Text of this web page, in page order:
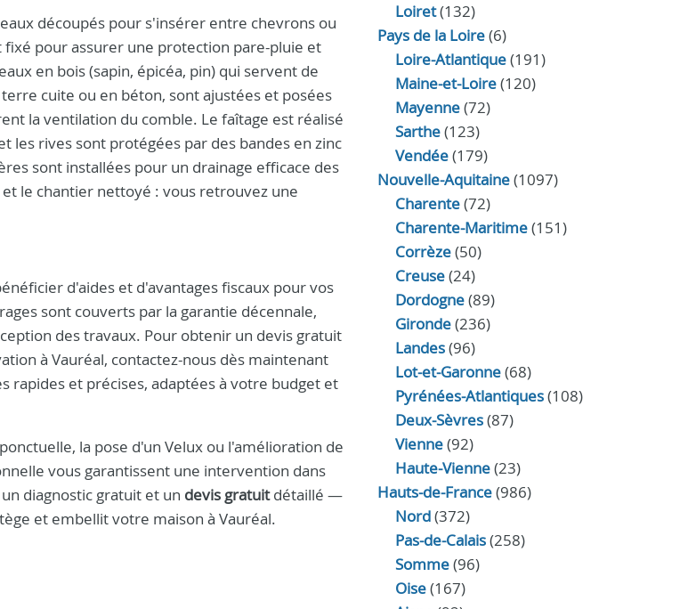
découpés pour s'insérer entre chevrons ou
pour assurer une protection pare-pluie et
en bois (sapin, épicéa, pin) qui servent de
cuite ou en béton, sont ajustées et posées
la ventilation du comble. Le faîtage est réalisé
les rives sont protégées par des bandes en zinc
sont installées pour un drainage efficace des
le chantier nettoyé : vous retrouvez une
d'aides et d'avantages fiscaux pour vos
sont couverts par la garantie décennale,
des travaux. Pour obtenir un devis gratuit
à Vauréal, contactez-nous dès maintenant
rapides et précises, adaptées à votre budget et
la pose d'un Velux ou l'amélioration de
vous garantissent une intervention dans
diagnostic gratuit et un devis gratuitdétaillé —
et embellit votre maison à Vauréal.
Loiret(132)
Pays de la Loire(6)
Loire-Atlantique(191)
Maine-et-Loire(120)
Mayenne(72)
Sarthe(123)
Vendée(179)
Nouvelle-Aquitaine(1097)
Charente(72)
Charente-Maritime(151)
Corrèze(50)
Creuse(24)
Dordogne(89)
Gironde(236)
Landes(96)
Lot-et-Garonne(68)
Pyrénées-Atlantiques(108)
Deux-Sèvres(87)
Vienne(92)
Haute-Vienne(23)
Hauts-de-France(986)
Nord(372)
Pas-de-Calais(258)
Somme(96)
Oise(167)